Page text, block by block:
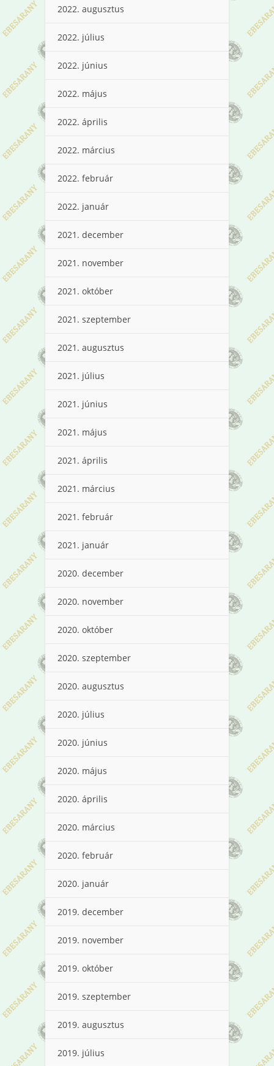
2022. augusztus
2022. július
2022. június
2022. május
2022. április
2022. március
2022. február
2022. január
2021. december
2021. november
2021. október
2021. szeptember
2021. augusztus
2021. július
2021. június
2021. május
2021. április
2021. március
2021. február
2021. január
2020. december
2020. november
2020. október
2020. szeptember
2020. augusztus
2020. július
2020. június
2020. május
2020. április
2020. március
2020. február
2020. január
2019. december
2019. november
2019. október
2019. szeptember
2019. augusztus
2019. július